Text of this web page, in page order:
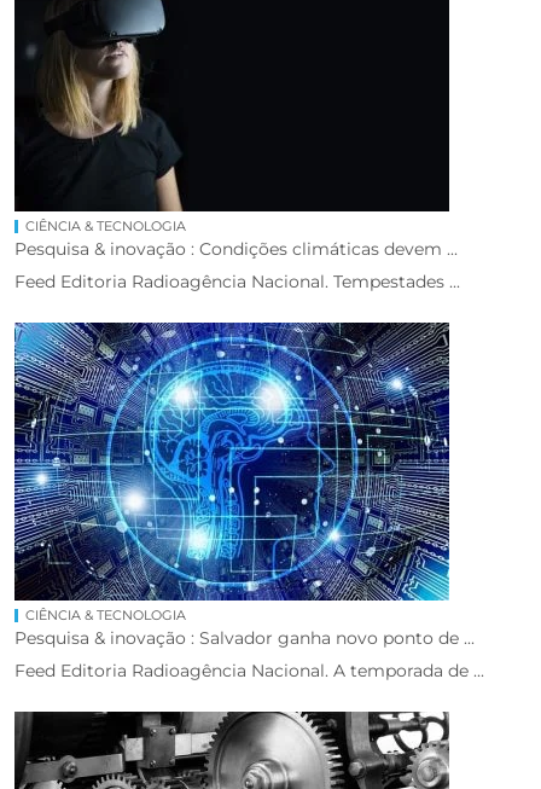
CIÊNCIA & TECNOLOGIA
Pesquisa & inovação : Condições climáticas devem ...
Feed Editoria Radioagência Nacional. Tempestades ...
CIÊNCIA & TECNOLOGIA
Pesquisa & inovação : Salvador ganha novo ponto de ...
Feed Editoria Radioagência Nacional. A temporada de ...